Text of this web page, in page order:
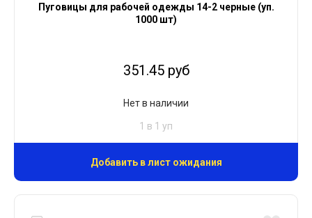
Пуговицы для рабочей одежды 14-2 черные (уп.
1000 шт)
351.45 руб
Нет в наличии
1 в 1 уп
Добавить в лист ожидания